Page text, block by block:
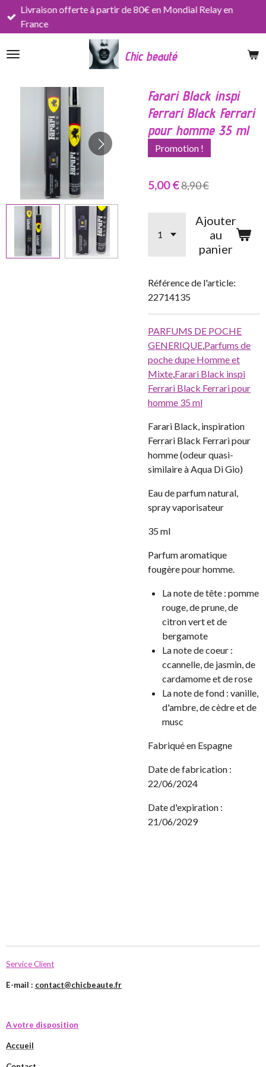
Passer
principal
Chic beauté
Livraison offerte à partir de 80€ en Mondial Relay en
France
Farari Black inspi
Ferrari Black Ferrari
pour homme 35 ml
Promotion !
5,00 €8,90 €
Ajouter
au
panier
Référence de l'article:
22714135
PARFUMS DE POCHE
GENERIQUE,Parfums de
poche dupe Homme et
Mixte,Farari Black inspi
Ferrari Black Ferrari pour
homme 35 ml
Farari Black, inspiration
Ferrari Black Ferrari pour
homme (odeur quasi-
similaire à Aqua Di Gio)
Eau de parfum natural,
spray vaporisateur
35 ml
Parfum aromatique
fougère pour homme.
La note de tête : pomme
rouge, de prune, de
citron vert et de
bergamote
La note de coeur :
ccannelle, de jasmin, de
cardamome et de rose
La note de fond : vanille,
d'ambre, de cèdre et de
musc
Fabriqué en Espagne
Date de fabrication :
22/06/2024
Date d'expiration :
21/06/2029
Service Client
E-mail : contact@chicbeaute.fr
A votre disposition
Accueil